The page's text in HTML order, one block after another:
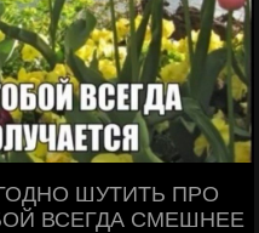
ШУТИТЬ ПРО
ВСЕГДА СМЕШНЕЕ